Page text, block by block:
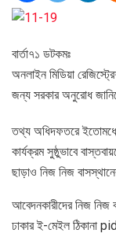
বার্তা৭১ ডটকমঃ
অনলাইন মিডিয়া
জন্য সরকার অনুরোধ
তথ্য অধিদফতরে
কার্যক্রম সুষ্ঠুভাবে
ছাড়াও নিজ নিজ
আবেদনকারীদের নিজ নিজ
ঢাকার ই-মেইল